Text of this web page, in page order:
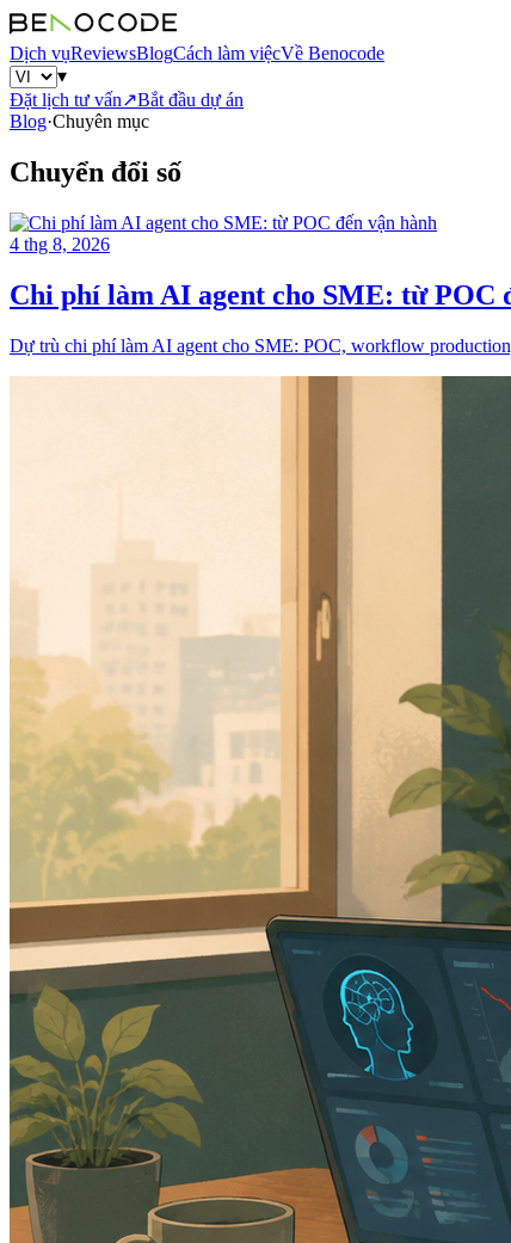
Dịch vụReviewsBlogCách làm việcVề Benocode
▾
Đặt lịch tư vấn↗Bắt đầu dự án
Blog·Chuyên mục
Chuyển đổi số
4 thg 8, 2026
Chi phí làm AI agent cho SME: từ POC
Dự trù chi phí làm AI agent cho SME: POC, workflow